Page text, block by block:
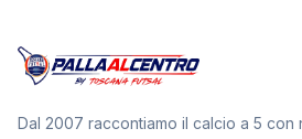
Dal 2007 raccontiamo il calcio a 5 con